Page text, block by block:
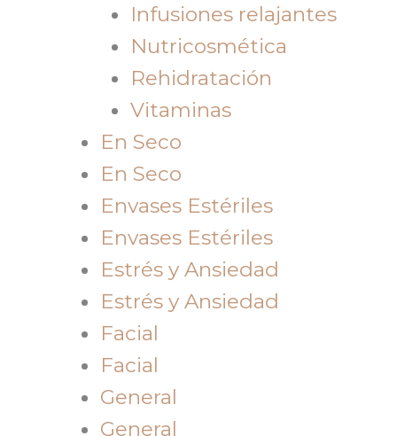
Infusiones relajantes
Nutricosmética
Rehidratación
Vitaminas
En Seco
En Seco
Envases Estériles
Envases Estériles
Estrés y Ansiedad
Estrés y Ansiedad
Facial
Facial
General
General